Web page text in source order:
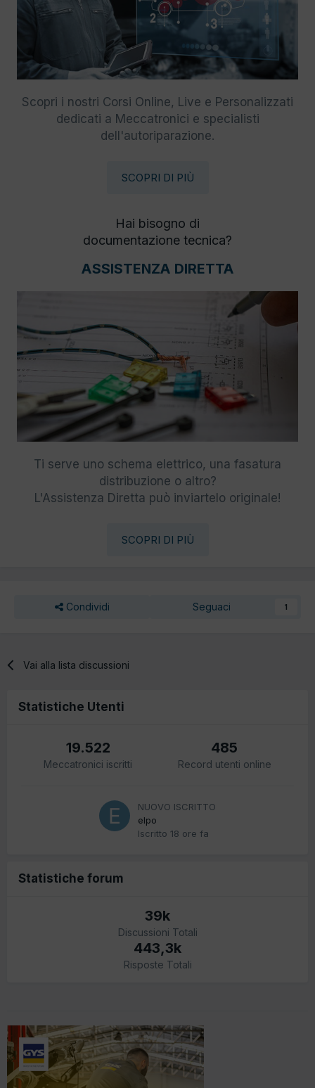
Scopri i nostri Corsi Online, Live e Personalizzati
dedicati a Meccatronici e specialisti
dell'autoriparazione.
SCOPRI DI PIÙ
Hai bisogno di
documentazione tecnica?
ASSISTENZA DIRETTA
Ti serve uno schema elettrico, una fasatura
distribuzione o altro?
L'Assistenza Diretta può inviartelo originale!
SCOPRI DI PIÙ
Condividi Seguaci 1
Vai alla lista discussioni
Statistiche Utenti
19.522
Meccatronici iscritti
485
Record utenti online
NUOVO ISCRITTO
elpo
Iscritto 18 ore fa
Statistiche forum
39k
Discussioni Totali
443,3k
Risposte Totali